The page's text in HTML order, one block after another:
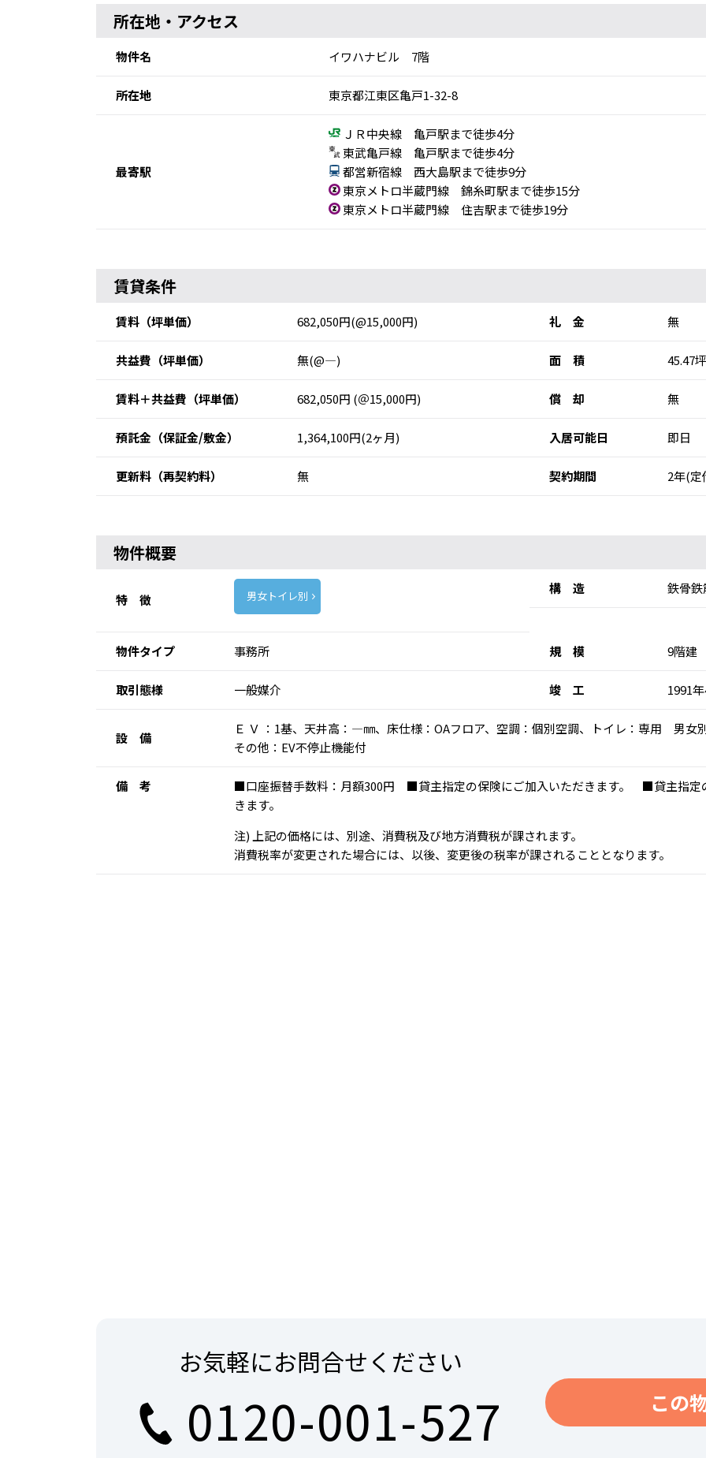
所在地・アクセス
物件名 イワハナビル 7階
所在地 東京都江東区亀戸1-32-8
最寄駅
ＪＲ中央線 亀戸駅まで徒歩4分
東武亀戸線 亀戸駅まで徒歩4分
都営新宿線 西大島駅まで徒歩9分
東京メトロ半蔵門線 錦糸町駅まで徒歩15分
東京メトロ半蔵門線 住吉駅まで徒歩19分
賃貸条件
賃料 （坪単価） 682,050円(@15,000円) 礼 金 無
共益費 （坪単価） 無(@―) 面 積 45.47
賃料＋共益費 （坪単価） 682,050円 (＠15,000円) 償 却 無
預託金 （保証金/敷金） 1,364,100円(2ヶ月) 入居可能日 即日
更新料 （再契約料） 無 契約期間 2年(定
物件概要
特 徴 男女トイレ別 構 造 鉄骨
物件タイプ 事務所 規 模 9階建
取引態様 一般媒介 竣 工 1991
設 備
Ｅ Ｖ ：1基、天井高：―㎜、床仕様：OAフロア、空調：個別空調、トイレ：専用 男
その他：EV不停止機能付
備 考
■口座振替手数料：月額300円 ■貸主指定の保険にご加入いただきます。 ■貸主指定
きます。
注) 上記の価格には、別途、消費税及び地方消費税が課されます。
消費税率が変更された場合には、以後、変更後の税率が課されることとなります。
お気軽にお問合せください
0120-001-527 この